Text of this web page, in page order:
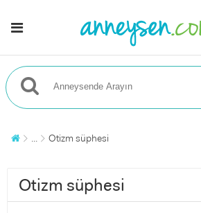
... Otizm süphesi
Otizm süphesi